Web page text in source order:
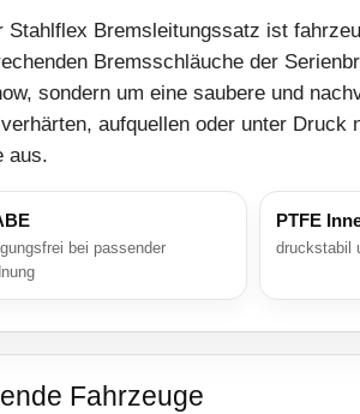
Stahlflex Bremsleitungssatz ist
Bremsschläuche der
sondern um eine saubere und
aufquellen oder unter
aus.
bei passender
PTFE
druckstabil
Fahrzeuge